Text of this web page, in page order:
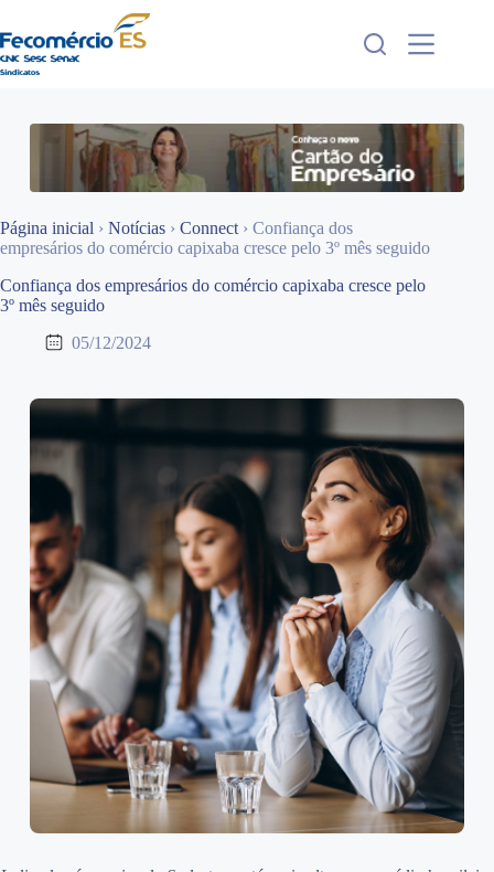
para
o
conteúdo
Página inicial › Notícias › Connect › Confiança dos
empresários do comércio capixaba cresce pelo 3º mês seguido
Confiança dos empresários do comércio capixaba cresce pelo
3º mês seguido
05/12/2024